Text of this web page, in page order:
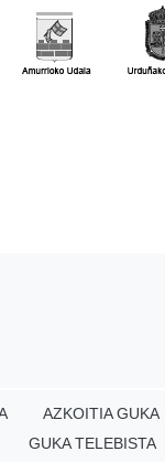
AZKOITIA GUKA
GUKA TELEBISTA